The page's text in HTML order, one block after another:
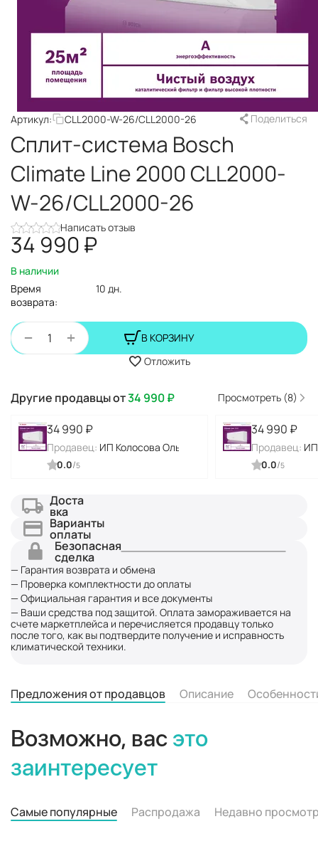
Артикул: CLL2000-W-26/CLL2000-26 Поделиться
Сплит-система Bosch
Climate Line 2000 CLL2000-
W-26/CLL2000-26
Написать отзыв
34 990₽
В наличии
Время
возврата:
10 дн.
+
−
В КОРЗИНУ
Отложить
Другие продавцы от34 990₽ Просмотреть (8)
34 990 ₽
Продавец: ИП Колосова Ольга Алексеевна
0.0/5
34 990 ₽
Продавец:
0.0/5
Доста
вка
Варианты
оплаты
Безопасная
сделка
— Гарантия возврата и обмена
— Проверка комплектности до оплаты
— Официальная гарантия и все документы
— Ваши средства под защитой. Оплата замораживается на
счете маркетплейса и перечисляется продавцу только
после того, как вы подтвердите получение и исправность
климатической техники.
Предложения от продавцов Описание
Возможно, вас это
заинтересует
Самые популярные Распродажа Недавно